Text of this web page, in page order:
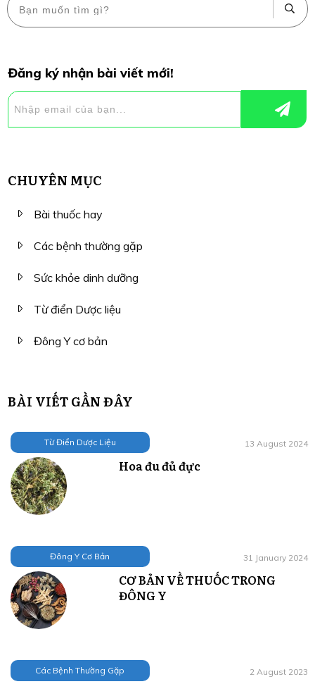
Đăng ký nhận bài viết mới!
CHUYÊN MỤC
Bài thuốc hay
Các bệnh thường gặp
Sức khỏe dinh dưỡng
Từ điển Dược liệu
Đông Y cơ bản
BÀI VIẾT GẦN ĐÂY
Từ Điển Dược Liệu 13 August 2024
Hoa đu đủ đực
Đông Y Cơ Bản 31 January 2024
CƠ BẢN VỀ THUỐC TRONG
ĐÔNG Y
Các Bệnh Thường Gặp 2 August 2023